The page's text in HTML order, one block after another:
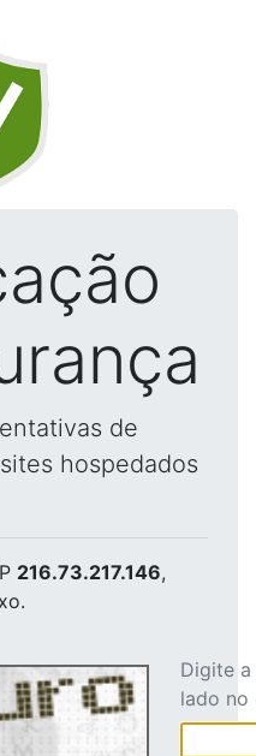
de
hospedados
216.73.217.146,
Digite
lado no